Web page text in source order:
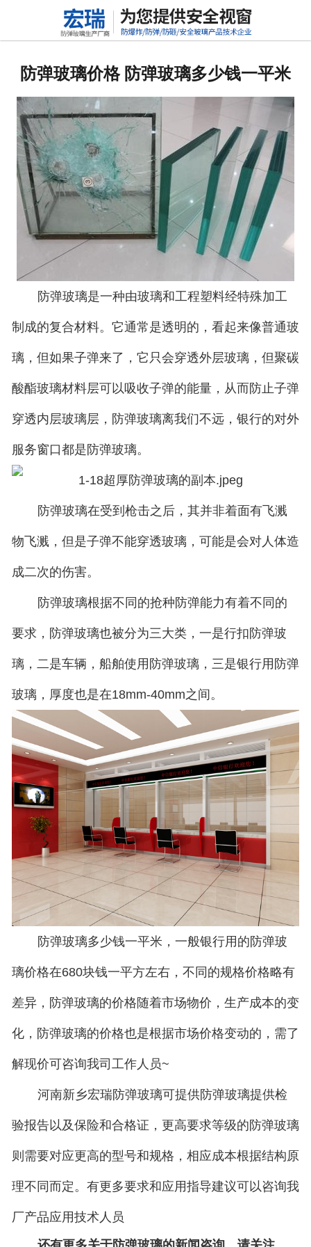
网站首页
新闻动态
行业标准
联系我们
高铝硅玻璃
防弹玻璃价格 防弹玻璃多少钱一平米
防弹玻璃是一种由玻璃和工程塑料经特殊加工
制成的复合材料。它通常是透明的，看起来像普通玻
璃，但如果子弹来了，它只会穿透外层玻璃，但聚碳
酸酯玻璃材料层可以吸收子弹的能量，从而防止子弹
穿透内层玻璃层，防弹玻璃离我们不远，银行的对外
服务窗口都是防弹玻璃。
防弹玻璃在受到枪击之后，其并非着面有飞溅
物飞溅，但是子弹不能穿透玻璃，可能是会对人体造
成二次的伤害。
防弹玻璃根据不同的抢种防弹能力有着不同的
要求，防弹玻璃也被分为三大类，一是行扣防弹玻
璃，二是车辆，船舶使用防弹玻璃，三是银行用防弹
玻璃，厚度也是在18mm-40mm之间。
防弹玻璃多少钱一平米，一般银行用的防弹玻
璃价格在680块钱一平方左右，不同的规格价格略有
差异，防弹玻璃的价格随着市场物价，生产成本的变
化，防弹玻璃的价格也是根据市场价格变动的，需了
解现价可咨询我司工作人员~
河南新乡宏瑞防弹玻璃可提供防弹玻璃提供检
验报告以及保险和合格证，更高要求等级的防弹玻璃
则需要对应更高的型号和规格，相应成本根据结构原
理不同而定。有更多要求和应用指导建议可以咨询我
厂产品应用技术人员